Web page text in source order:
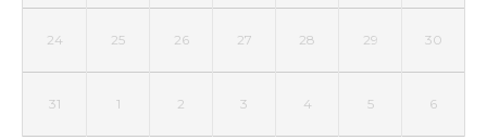
24 25 26 27 28 29 30
31 1 2 3 4 5 6